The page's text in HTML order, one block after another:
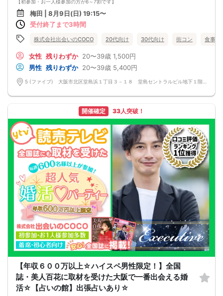
□ハイボール
□グラスワイン
□焼酎
□各種カクテル
□各種ソフトドリンク
お気に入りの普段着でご参加ください。
【 参加定員数 】
40名様
🔳中止判断タイミング：開催1時間前
【初参加・お一人様参加の方が6～7割です】
安心してご参加ください♪
お一人様でも気軽に参加できるparty☆
当たる！と有名な女性占い師による【オラクルカード占い】を体験して頂けます♪
す。占い師歴50年間の方です！
ートします♪
☆梅田【洗練された大人の空間】優雅に貸切！恋活パーティー☆
エリア随一のVIPデザイナーズ空間☆ワンランク上の洗練された空間で素敵な出会
■□完全着席♪MCによる席がえあり！ 結婚式の二次会の有名店でBIG合コン
MCによる席替え‼︎約20分に1度可能な限り席替えを設けており、都度LINE交換タ
お店自慢のお料理を召し上がって頂きながら、ゆっくりと交流をお楽しみ頂きた
いと思います。
《結婚式の二次会の有名な会場で完全着席PARTY》
完全着席スタイルですので、立食形式が苦手な方や人見知りな方には是非オスス
メです
落ち着いた空間での交流が楽しめます！
《一人参加、初参加大歓迎》
完全着席スタイルですのでひとりぼっちになることはありません！お一人様参加
者様同士の席の配置。
スタッフのフォローが人気の理由です。
《恋人、友人、人脈、必ず出会える！大阪で超人気の飲み会！》
□結婚がしたい
□恋人が欲しい
□友人を増やしたい
□人脈を広げたい
□日常に刺激が欲しい
□お酒が大好き
□楽しいことが大好き
□飲み会が大好き
□一緒に合コン・コンパに行ける飲み友が欲しい人
□家と職場の往復の毎日を変えたい人
《フード》
お店自慢の豪華イタリアンコース料理☆
嬉しい！特製デザート付き♪
梅田 | 8月9日(日) 19:15〜
受付終了まで3時間
株式会社出会いのCOCO 20代向け 30代向け 街コン 食事あ
女性 残りわずか 20〜39歳 1,500円
男性 残りわずか 20〜39歳 5,400円
開催確定 33人突破！
【年収６００万以上☆ハイスペ男性限定！】全国
誌・美人百花に取材を受けた大阪で一番出会える婚
活☆【占いの館】出張占いあり☆